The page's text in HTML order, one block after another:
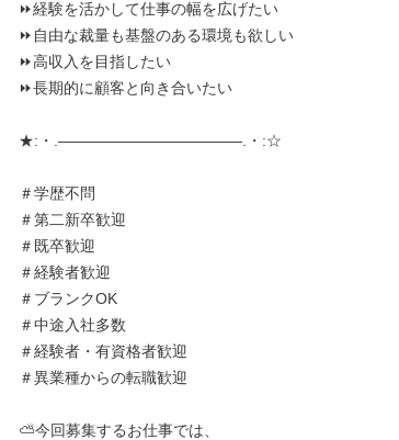
⏩経験を活かして仕事の幅を広げたい
⏩自由な裁量も基盤のある環境も欲しい
⏩高収入を目指したい
⏩長期的に顧客と向き合いたい
★:・.――――――――――――.・:☆
＃学歴不問
＃第二新卒歓迎
＃既卒歓迎
＃経験者歓迎
＃ブランクOK
＃中途入社多数
＃経験者・有資格者歓迎
＃異業種からの転職歓迎
⛅今回募集するお仕事では、